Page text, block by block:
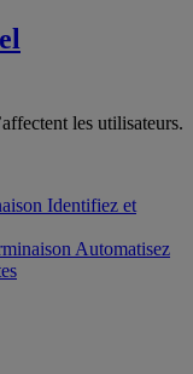
les utilisateurs.
Identifiez et
Automatisez